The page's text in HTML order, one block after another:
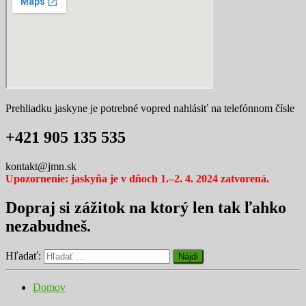
Prehliadku jaskyne je potrebné vopred nahlásiť na telefónnom čísle
+421 905 135 535
kontakt@jmn.sk
Upozornenie: jaskyňa je v dňoch 1.–2. 4. 2024 zatvorená.
Dopraj si zážitok na ktorý len tak ľahko
nezabudneš.
Hľadať:
Domov